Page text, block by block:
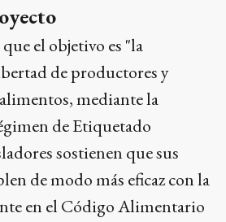
el objetivo es "la
de productores y
mediante la
de Etiquetado
sostienen que sus
de modo más eficaz con la
en el Código Alimentario